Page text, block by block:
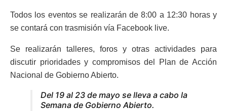
Todos los eventos se realizarán de 8:00 a 12:30 horas y
se contará con trasmisión vía Facebook live.
Se realizarán talleres, foros y otras actividades para
discutir prioridades y compromisos del Plan de Acción
Nacional de Gobierno Abierto.
Del 19 al 23 de mayo se lleva a cabo la
Semana de Gobierno Abierto.